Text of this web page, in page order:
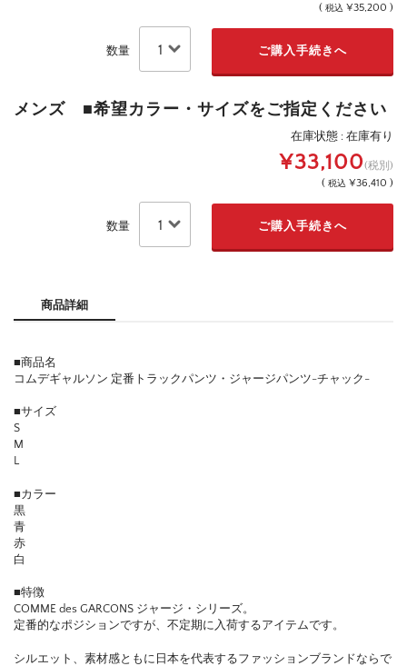
( 税込 ¥35,200 )
数量
メンズ ■希望カラー・サイズをご指定ください
在庫状態 : 在庫有り
¥33,100(税別)
( 税込 ¥36,410 )
数量
商品詳細
■商品名
コムデギャルソン 定番トラックパンツ・ジャージパンツ-チャック-
■サイズ
S
M
L
■カラー
黒
青
赤
白
■特徴
COMME des GARCONS ジャージ・シリーズ。
定番的なポジションですが、不定期に入荷するアイテムです。
シルエット、素材感ともに日本を代表するファッションブランドならで